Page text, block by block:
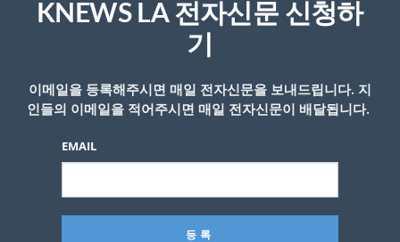
이름
KNEWS LA 전자신문 신청하
기
이메일을 등록해주시면 매일 전자신문을 보내드립니다. 지
인들의 이메일을 적어주시면 매일 전자신문이 배달됩니다.
EMAIL